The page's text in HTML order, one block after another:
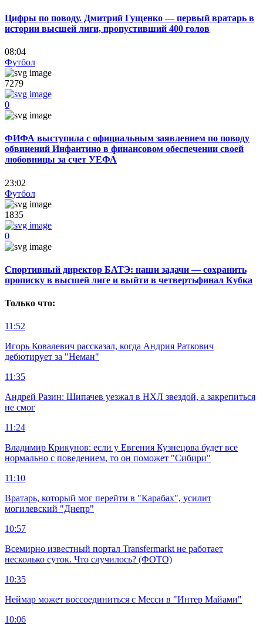
Цифры по поводу. Дмитрий Гущенко — первый вратарь в
истории высшей лиги, пропустивший 400 голов
08:04
Футбол
7279
0
ФИФА выступила с официальным заявлением по поводу
обвинений Инфантино в финансовом обеспечении своей
любовницы за счет УЕФА
23:02
Футбол
1835
0
Спортивный директор БАТЭ: наши задачи — сохранить
прописку в высшей лиге и выйти в четвертьфинал Кубка
Только что:
11:52
Игорь Ковалевич рассказал, когда Андрия Раткович
дебютирует за "Неман"
11:35
Андрей Разин: Шипачев уезжал в НХЛ звездой, а закрепиться
не смог
11:24
Владимир Крикунов: если у Евгения Кузнецова будет все
нормально с поведением, то он поможет "Сибири"
11:10
Вратарь, который мог перейти в "Карабах", усилит
могилевский "Днепр"
10:57
Всемирно известный портал Transfermarkt не работает
несколько суток. Что случилось? (ФОТО)
10:35
Неймар может воссоединиться с Месси в "Интер Майами"
10:06